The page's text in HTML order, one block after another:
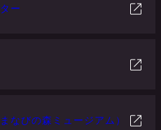
ー
なびの森ミュージアム）